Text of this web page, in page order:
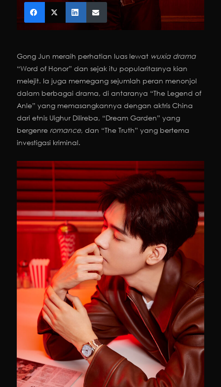
Gong Jun meraih perhatian luas lewat wuxia drama
“Word of Honor” dan sejak itu popularitasnya kian
melejit. Ia juga memegang sejumlah peran menonjol
dalam berbagai drama, di antaranya “The Legend of
Anle” yang memasangkannya dengan aktris China
dari etnis Uighur Dilireba, “Dream Garden” yang
bergenre romance, dan “The Truth” yang bertema
investigasi kriminal.